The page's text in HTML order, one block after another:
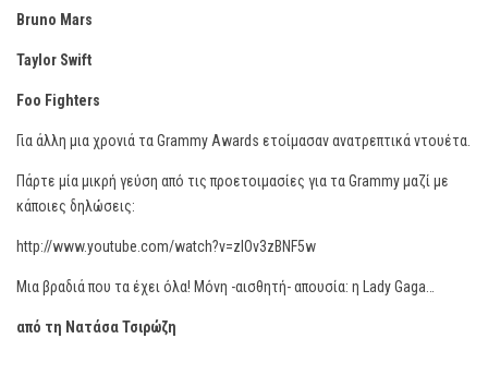
Bruno Mars
Taylor Swift
Foo Fighters
Για άλλη μια χρονιά τα Grammy Awards ετοίμασαν ανατρεπτικά ντουέτα.
Πάρτε μία μικρή γεύση από τις προετοιμασίες για τα Grammy μαζί με
κάποιες δηλώσεις:
http://www.youtube.com/watch?v=zIOv3zBNF5w
Μια βραδιά που τα έχει όλα! Μόνη -αισθητή- απουσία: η Lady Gaga…
από τη Νατάσα Τσιρώζη